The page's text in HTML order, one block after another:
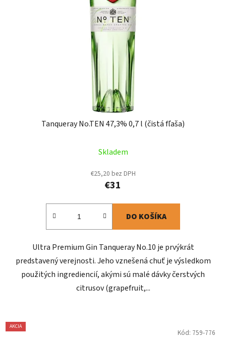
Tanqueray No.TEN 47,3% 0,7 l (čistá fľaša)
Skladem
€25,20 bez DPH
€31
DO KOŠÍKA
Ultra Premium Gin Tanqueray No.10 je prvýkrát
predstavený verejnosti. Jeho vznešená chuť je výsledkom
použitých ingrediencií, akými sú malé dávky čerstvých
citrusov (grapefruit,...
AKCIA
Kód: 759-776